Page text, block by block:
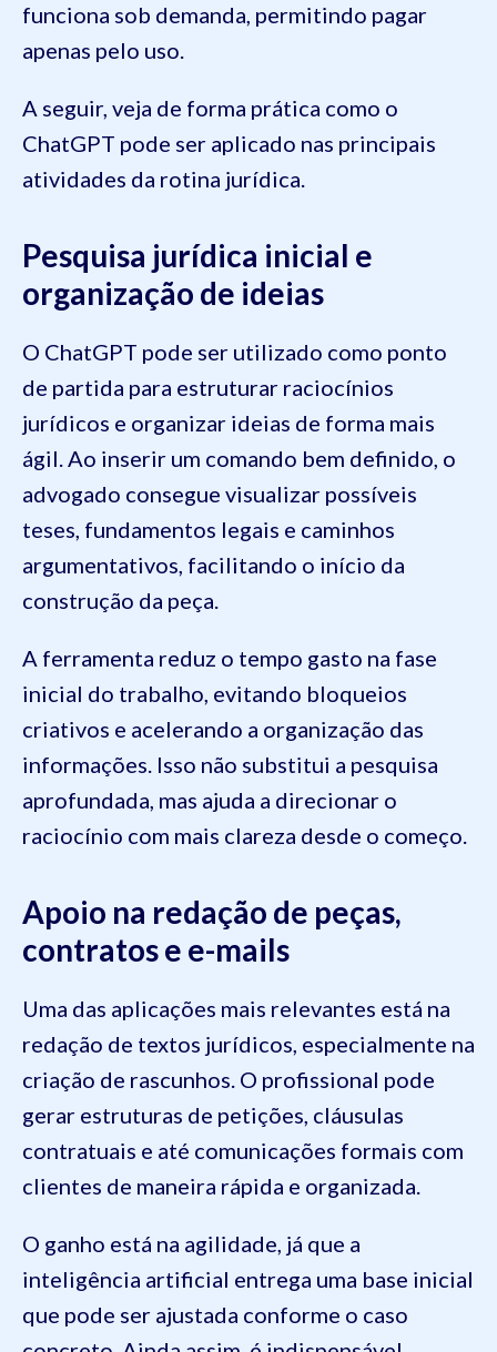
funciona sob demanda, permitindo pagar
apenas pelo uso.
A seguir, veja de forma prática como o
ChatGPT pode ser aplicado nas principais
atividades da rotina jurídica.
Pesquisa jurídica inicial e
organização de ideias
O ChatGPT pode ser utilizado como ponto
de partida para estruturar raciocínios
jurídicos e organizar ideias de forma mais
ágil. Ao inserir um comando bem definido, o
advogado consegue visualizar possíveis
teses, fundamentos legais e caminhos
argumentativos, facilitando o início da
construção da peça.
A ferramenta reduz o tempo gasto na fase
inicial do trabalho, evitando bloqueios
criativos e acelerando a organização das
informações. Isso não substitui a pesquisa
aprofundada, mas ajuda a direcionar o
raciocínio com mais clareza desde o começo.
Apoio na redação de peças,
contratos e e-mails
Uma das aplicações mais relevantes está na
redação de textos jurídicos, especialmente na
criação de rascunhos. O profissional pode
gerar estruturas de petições, cláusulas
contratuais e até comunicações formais com
clientes de maneira rápida e organizada.
O ganho está na agilidade, já que a
inteligência artificial entrega uma base inicial
que pode ser ajustada conforme o caso